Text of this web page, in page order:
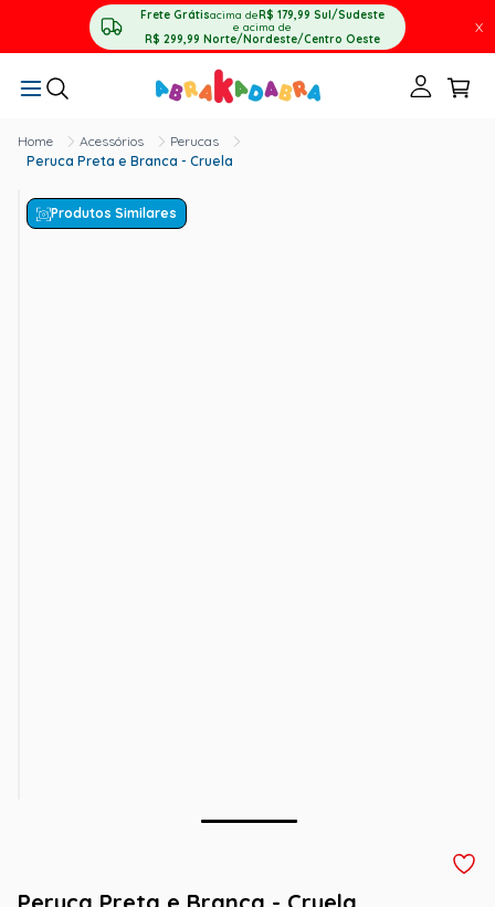
Frete Grátisacima deR$ 179,99 Sul/Sudeste
e acima de
R$ 299,99 Norte/Nordeste/Centro Oeste
X
Acessórios
Perucas
Peruca Preta e Branca - Cruela
Produtos Similares